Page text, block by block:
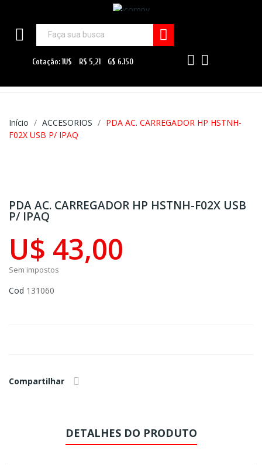
Início ACCESORIOS
PDA AC. CARREGADOR HP HSTNH-
F02X USB P/ IPAQ
PDA AC. CARREGADOR HP HSTNH-F02X USB
P/ IPAQ
U$ 43,00
Sem impostos
Cod 131060
Compartilhar
DETALHES DO PRODUTO